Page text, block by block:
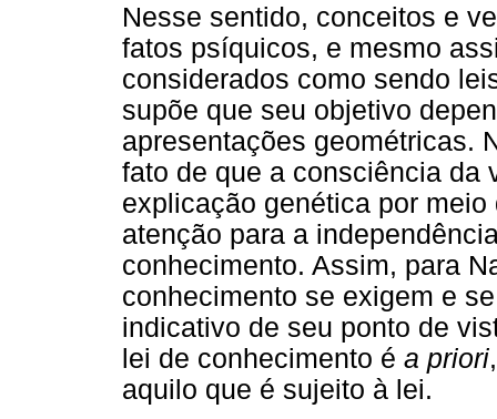
Nesse sentido, conceitos e
fatos psíquicos, e mesmo
considerados como sendo
supõe que seu objetivo
apresentações geométricas.
fato de que a consciência da
explicação genética por
atenção para a
conhecimento. Assim, para
conhecimento se exigem e
indicativo de seu ponto de
lei de conhecimento é a priori
aquilo que é sujeito à lei.